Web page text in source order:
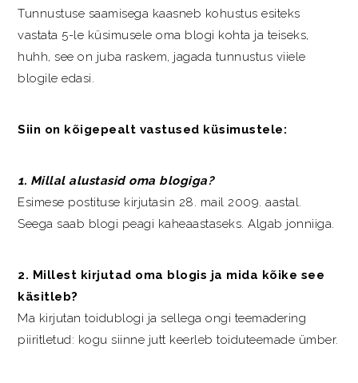
Tunnustuse saamisega kaasneb kohustus esiteks
vastata 5-le küsimusele oma blogi kohta ja teiseks,
huhh, see on juba raskem, jagada tunnustus viiele
blogile edasi.
Siin on kõigepealt vastused küsimustele:
1. Millal alustasid oma blogiga?
Esimese postituse kirjutasin 28. mail 2009. aastal.
Seega saab blogi peagi kaheaastaseks. Algab jonniiga.
2. Millest kirjutad oma blogis ja mida kõike see
käsitleb?
Ma kirjutan toidublogi ja sellega ongi teemadering
piiritletud: kogu siinne jutt keerleb toiduteemade ümber.